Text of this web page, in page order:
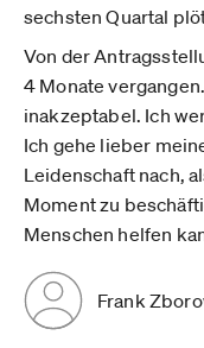
sechsten Quartal
Von der
4 Monate
inakzeptabel. Ich
Ich gehe lieber
Leidenschaft nach,
Moment zu
Menschen helfen
Frank